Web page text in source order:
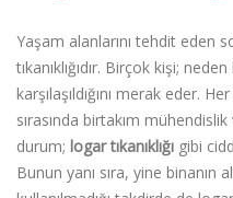
Yaşam alanlarını tehdit eden
tıkanıklığıdır. Birçok kişi;
karşılaşıldığını merak eder.
sırasında birtakım
durum; logar tıkanıklığı gibi
Bunun yanı sıra, yine binanın